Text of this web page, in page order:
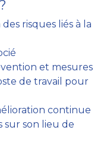
risques liés à la
et mesures
de travail pour
continue
sur son lieu de